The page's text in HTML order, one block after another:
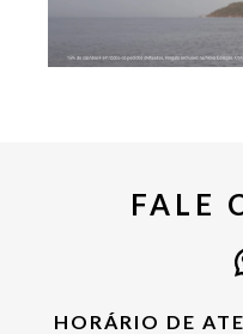
FALE
HORÁRIO DE